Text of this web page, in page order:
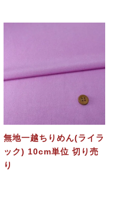
無地一越ちりめん(ライラ
ック) 10cm単位 切り売
り